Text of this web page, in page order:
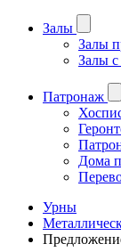
Залы
Залы
Залы
Патронаж
Дома
Урны